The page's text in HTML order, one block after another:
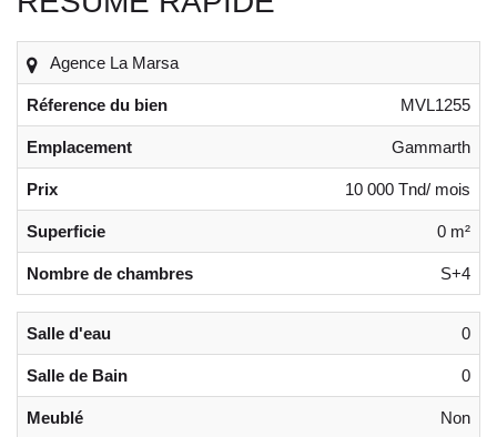
Agence La Marsa
Réference du bien MVL1255
Emplacement Gammarth
Prix 10 000 Tnd/ mois
Superficie 0 m²
Nombre de chambres S+4
Salle d'eau 0
Salle de Bain 0
Meublé Non